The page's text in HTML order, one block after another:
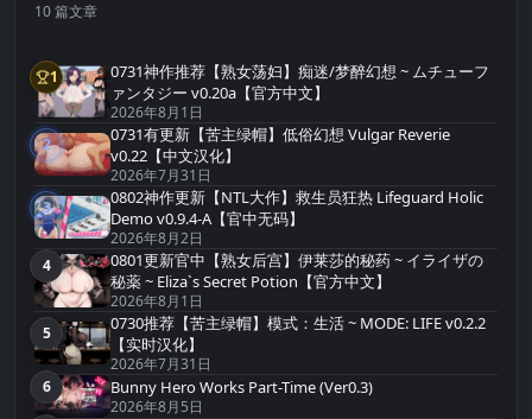
10 篇文章
第1名
1
0731神作推荐【熟女荡妇】痴迷/梦醉幻想 ~ ムチューフ
ァンタジー v0.20a【官方中文】
2026年8月1日
第2名
2
0731有更新【苦主绿帽】低俗幻想 Vulgar Reverie
v0.22【中文汉化】
2026年7月31日
第3名
3
0802神作更新【NTL大作】救生员狂热 Lifeguard Holic
Demo v0.9.4-A【官中无码】
2026年8月2日
第4名
4
0801更新官中【熟女后宫】伊莱莎的秘药 ~ イライザの
秘薬 ~ Eliza`s Secret Potion【官方中文】
2026年8月1日
第5名
5
0730推荐【苦主绿帽】模式：生活 ~ MODE: LIFE v0.2.2
【实时汉化】
2026年7月31日
第6名
6 Bunny Hero Works Part-Time (Ver0.3)
2026年8月5日